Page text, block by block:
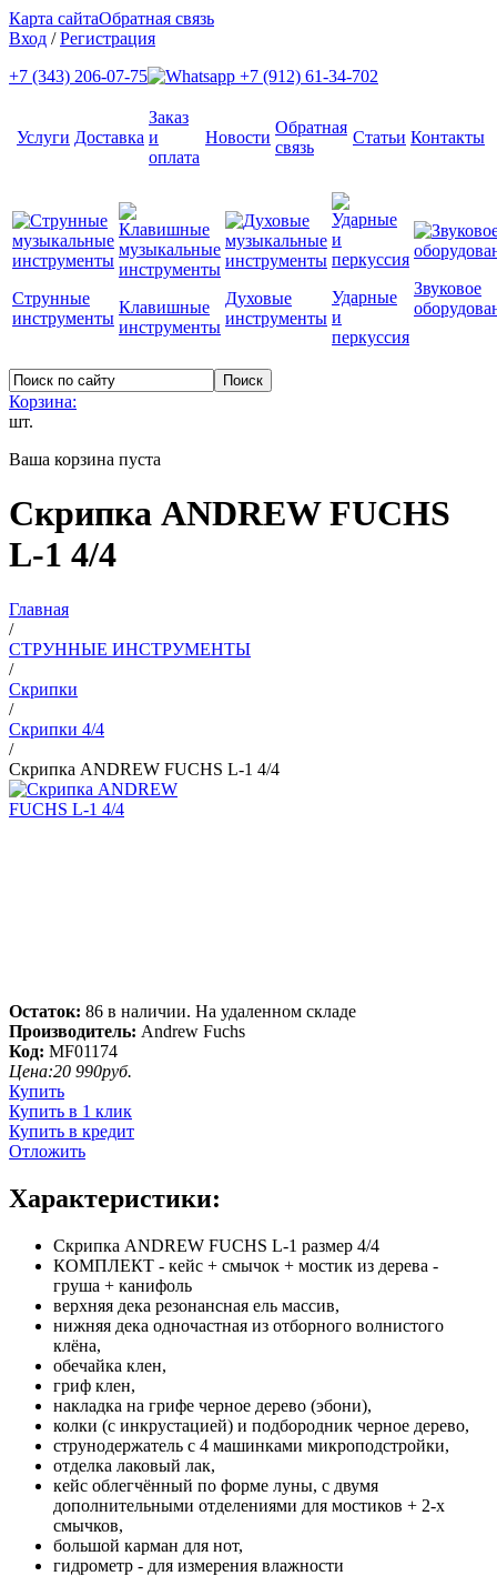
Карта сайтаОбратная связь
Вход /Регистрация
+7 (343) 206-07-75
+7 (912) 61-34-702
Услуги Доставка
Заказ
и
оплата
Новости
Обратная
связь
Статьи Контакты
Струнные
инструменты
Клавишные
инструменты
Духовые
инструменты
Ударные
и
перкуссия
Звуковое
Корзина:
шт.
Ваша корзина пуста
Скрипка ANDREW FUCHS
L-1 4/4
Главная
/
СТРУННЫЕ ИНСТРУМЕНТЫ
/
Скрипки
/
Скрипки 4/4
/
Скрипка ANDREW FUCHS L-1 4/4
Остаток: 86 в наличии. На удаленном складе
Производитель: Andrew Fuchs
Код: MF01174
Цена:20 990руб.
Купить
Купить в 1 клик
Купить в кредит
Отложить
Характеристики:
Скрипка ANDREW FUCHS L-1 размер 4/4
КОМПЛЕКТ - кейс + смычок + мостик из дерева -
груша + канифоль
верхняя дека резонансная ель массив,
нижняя дека одночастная из отборного волнистого
клёна,
обечайка клен,
гриф клен,
накладка на грифе черное дерево (эбони),
колки (с инкрустацией) и подбородник черное дерево,
струнодержатель с 4 машинками микроподстройки,
отделка лаковый лак,
кейс облегчённый по форме луны, с двумя
дополнительными отделениями для мостиков + 2-х
смычков,
большой карман для нот,
гидрометр - для измерения влажности